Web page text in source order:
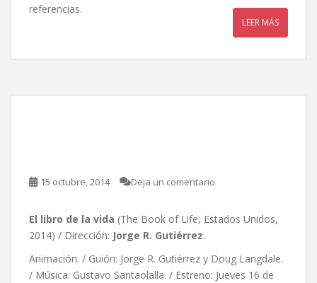
referencias.
LEER MÁS
15 octubre, 2014 Deja un comentario
El libro de la vida (The Book of Life, Estados Unidos,
2014) / Dirección: Jorge R. Gutiérrez.
Animación. / Guión: Jorge R. Gutiérrez y Doug Langdale.
/ Música: Gustavo Santaolalla. / Estreno: Jueves 16 de